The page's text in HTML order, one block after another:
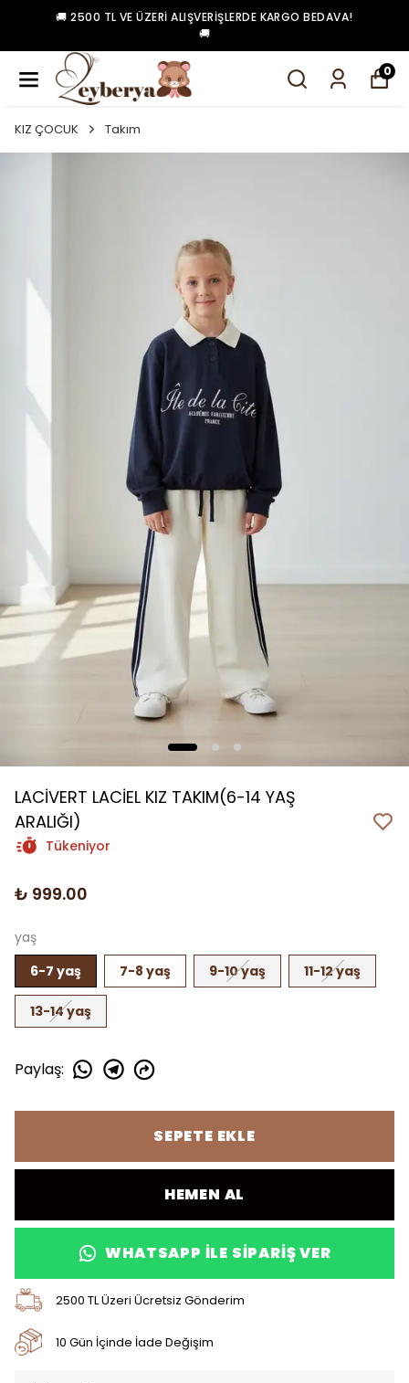
🚚 2500 TL VE ÜZERI ALIŞVERIŞLERDE KARGO BEDAVA!
🚚
0
KIZ ÇOCUK Takım
LACİVERT LACİEL KIZ TAKIM(6-14 YAŞ
ARALIĞI)
Tükeniyor
₺ 999.00
yaş
6-7 yaş
7-8 yaş 9-10 yaş 11-12 yaş
13-14 yaş
Paylaş:
SEPETE EKLE
HEMEN AL
WHATSAPP ILE SIPARIŞ VER
2500 TL Üzeri Ücretsiz Gönderim
10 Gün İçinde İade Değişim